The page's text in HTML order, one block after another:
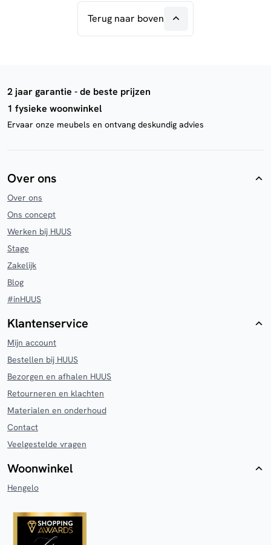
Terug naar boven
2 jaar garantie - de beste prijzen
1 fysieke woonwinkel
Ervaar onze meubels en ontvang deskundig advies
Over ons
Over ons
Ons concept
Werken bij HUUS
Stage
Zakelijk
Blog
#inHUUS
Klantenservice
Mijn account
Bestellen bij HUUS
Bezorgen en afhalen HUUS
Retourneren en klachten
Materialen en onderhoud
Contact
Veelgestelde vragen
Woonwinkel
Hengelo